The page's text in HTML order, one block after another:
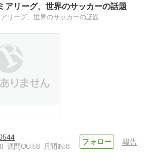
アリーグ、世界のサッカーの話題
リーグ、世界のサッカーの話題
8 週間OUT:8 月間IN:8
報告